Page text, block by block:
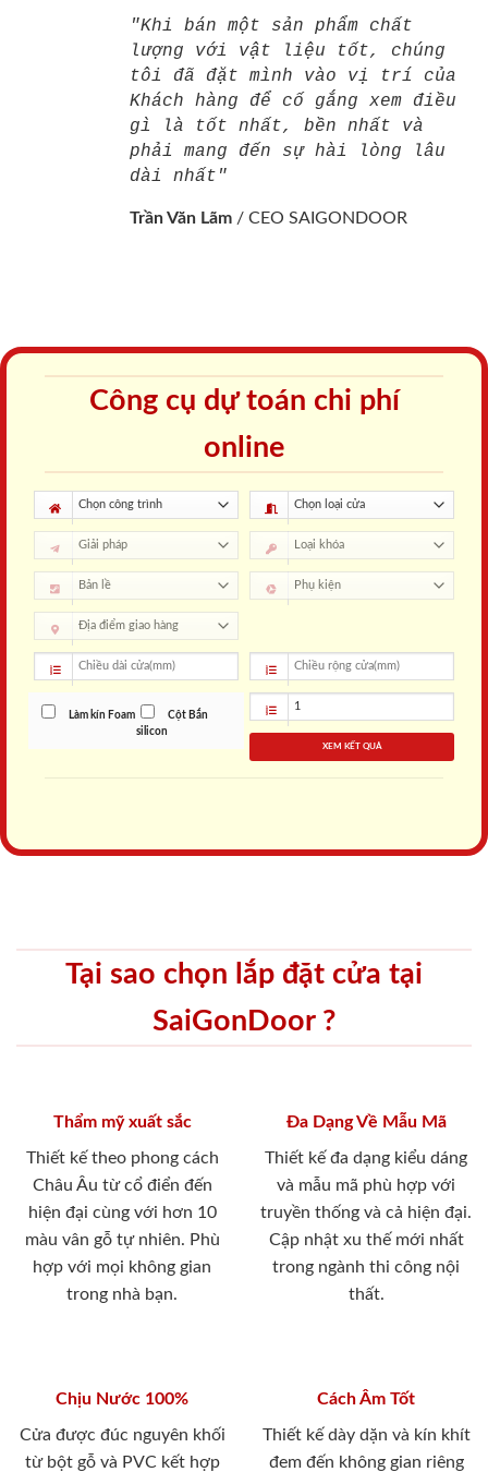
"Khi bán một sản phẩm chất
lượng với vật liệu tốt, chúng
tôi đã đặt mình vào vị trí của
Khách hàng để cố gắng xem điều
gì là tốt nhất, bền nhất và
phải mang đến sự hài lòng lâu
dài nhất"
Trần Văn Lãm / CEO SAIGONDOOR
Công cụ dự toán chi phí
online
Làm kín Foam
Cột Bắn
silicon
XEM KẾT QUẢ
Tại sao chọn lắp đặt cửa tại
SaiGonDoor ?
Thẩm mỹ xuất sắc
Thiết kế theo phong cách
Châu Âu từ cổ điển đến
hiện đại cùng với hơn 10
màu vân gỗ tự nhiên. Phù
hợp với mọi không gian
trong nhà bạn.
Đa Dạng Về Mẫu Mã
Thiết kế đa dạng kiểu dáng
và mẫu mã phù hợp với
truyền thống và cả hiện đại.
Cập nhật xu thế mới nhất
trong ngành thi công nội
thất.
Chịu Nước 100%
Cửa được đúc nguyên khối
từ bột gỗ và PVC kết hợp
Cách Âm Tốt
Thiết kế dày dặn và kín khít
đem đến không gian riêng